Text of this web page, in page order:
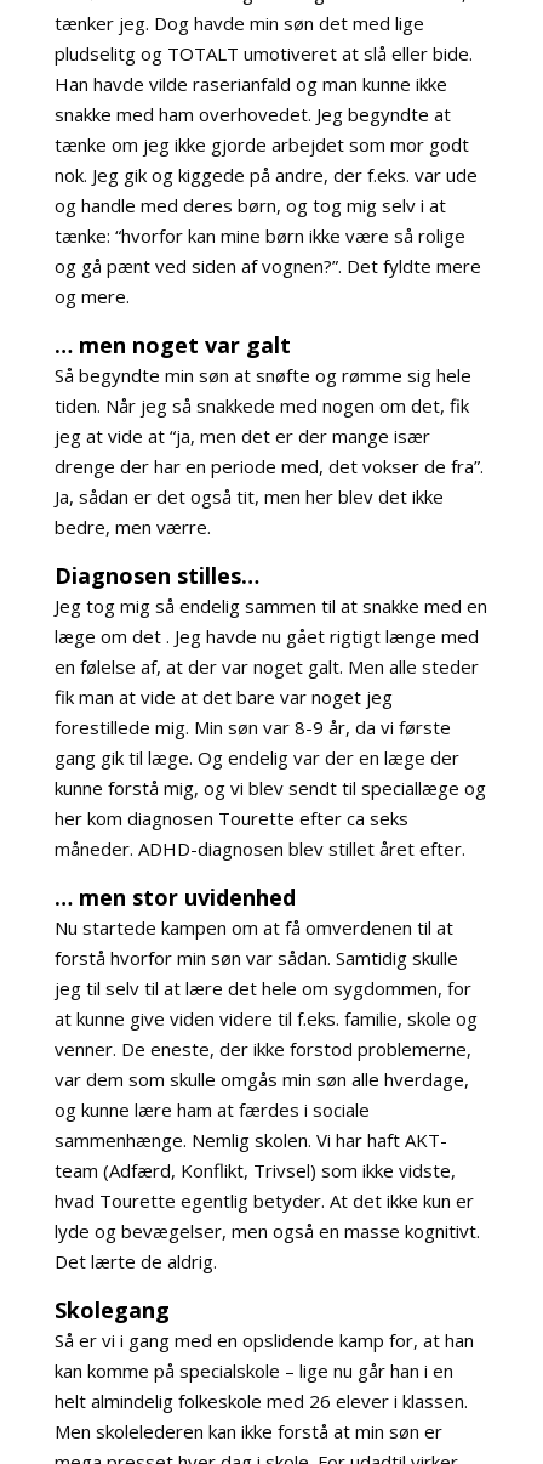
tænker jeg. Dog havde min søn det med lige
pludselitg og TOTALT umotiveret at slå eller bide.
Han havde vilde raserianfald og man kunne ikke
snakke med ham overhovedet. Jeg begyndte at
tænke om jeg ikke gjorde arbejdet som mor godt
nok. Jeg gik og kiggede på andre, der f.eks. var ude
og handle med deres børn, og tog mig selv i at
tænke: “hvorfor kan mine børn ikke være så rolige
og gå pænt ved siden af vognen?”. Det fyldte mere
og mere.
… men noget var galt
Så begyndte min søn at snøfte og rømme sig hele
tiden. Når jeg så snakkede med nogen om det, fik
jeg at vide at “ja, men det er der mange især
drenge der har en periode med, det vokser de fra”.
Ja, sådan er det også tit, men her blev det ikke
bedre, men værre.
Diagnosen stilles…
Jeg tog mig så endelig sammen til at snakke med en
læge om det . Jeg havde nu gået rigtigt længe med
en følelse af, at der var noget galt. Men alle steder
fik man at vide at det bare var noget jeg
forestillede mig. Min søn var 8-9 år, da vi første
gang gik til læge. Og endelig var der en læge der
kunne forstå mig, og vi blev sendt til speciallæge og
her kom diagnosen Tourette efter ca seks
måneder. ADHD-diagnosen blev stillet året efter.
… men stor uvidenhed
Nu startede kampen om at få omverdenen til at
forstå hvorfor min søn var sådan. Samtidig skulle
jeg til selv til at lære det hele om sygdommen, for
at kunne give viden videre til f.eks. familie, skole og
venner. De eneste, der ikke forstod problemerne,
var dem som skulle omgås min søn alle hverdage,
og kunne lære ham at færdes i sociale
sammenhænge. Nemlig skolen. Vi har haft AKT-
team (Adfærd, Konflikt, Trivsel) som ikke vidste,
hvad Tourette egentlig betyder. At det ikke kun er
lyde og bevægelser, men også en masse kognitivt.
Det lærte de aldrig.
Skolegang
Så er vi i gang med en opslidende kamp for, at han
kan komme på specialskole – lige nu går han i en
helt almindelig folkeskole med 26 elever i klassen.
Men skolelederen kan ikke forstå at min søn er